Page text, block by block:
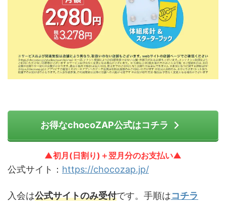
お得なchocoZAP公式はコチラ
▲初月(日割り)＋翌月分のお支払い▲
公式サイト： https://chocozap.jp/
入会は公式サイトのみ受付です。手順はコチラ